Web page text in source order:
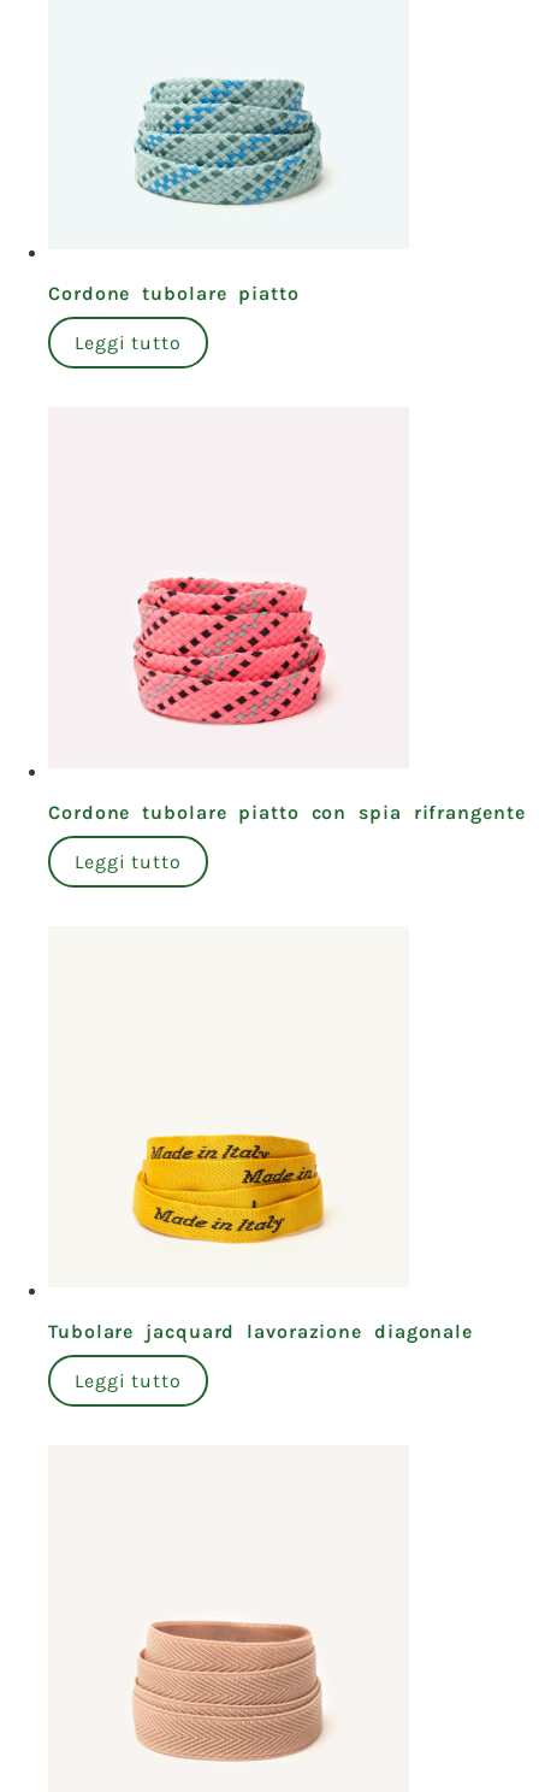
Cordone tubolare piatto
Leggi tutto
Cordone tubolare piatto con spia rifrangente
Leggi tutto
Tubolare jacquard lavorazione diagonale
Leggi tutto